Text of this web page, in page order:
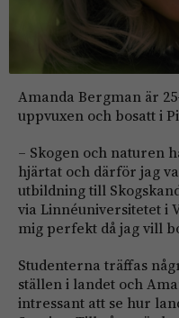
Amanda Bergman är
uppvuxen och bosatt i
– Skogen och naturen
hjärtat och därför jag
utbildning till
via Linnéuniversitetet i
mig perfekt då jag vill
Studenterna träffas
ställen i landet och
intressant att se hur